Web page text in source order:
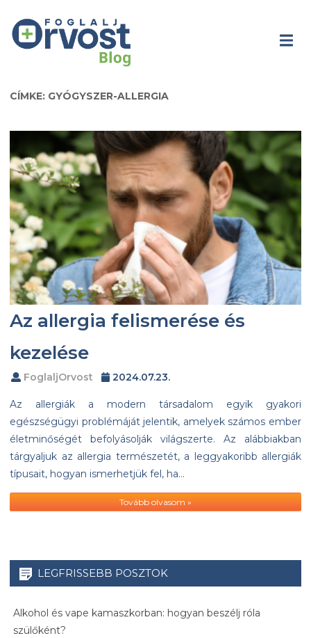
CÍMKE: GYÓGYSZER-ALLERGIA
Az allergia felismerése és
kezelése
FoglaljOrvost 2024.07.23.
Az allergiák a modern társadalom egyik gyakori
egészségügyi problémáját jelentik, amelyek számos ember
életminőségét befolyásolják világszerte. Az alábbiakban
tárgyaljuk az allergia természetét, a leggyakoribb allergiák
típusait, hogyan ismerhetjük fel, ha…
Tovább olvasom »
LEGFRISSEBB POSZTOK
Alkohol és vape kamaszkorban: hogyan beszélj róla
szülőként?